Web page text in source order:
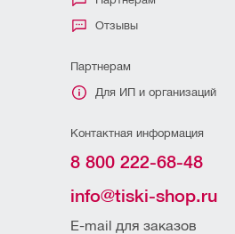
Отзывы
Партнерам
Для ИП и организаций
Контактная информация
8 800 222-68-48
info@tiski-shop.ru
E-mail для заказов